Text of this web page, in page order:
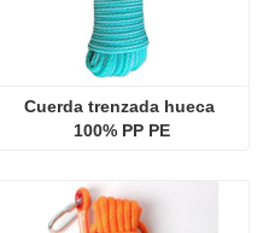
Cuerda trenzada hueca
100% PP PE